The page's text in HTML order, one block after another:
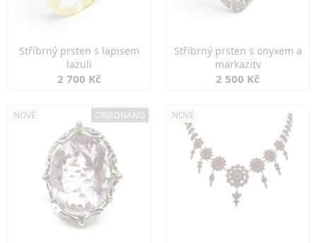
Stříbrný prsten s lapisem
lazuli
2 700 Kč
Stříbrný prsten s onyxem a
markazity
2 500 Kč
NOVÉ OBJEDNÁNO NOVÉ